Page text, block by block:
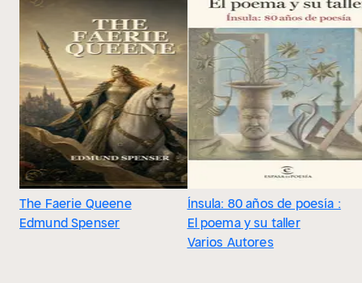
The Faerie Queene
Edmund Spenser
Ínsula: 80 años de poesía :
El poema y su taller
Varios Autores